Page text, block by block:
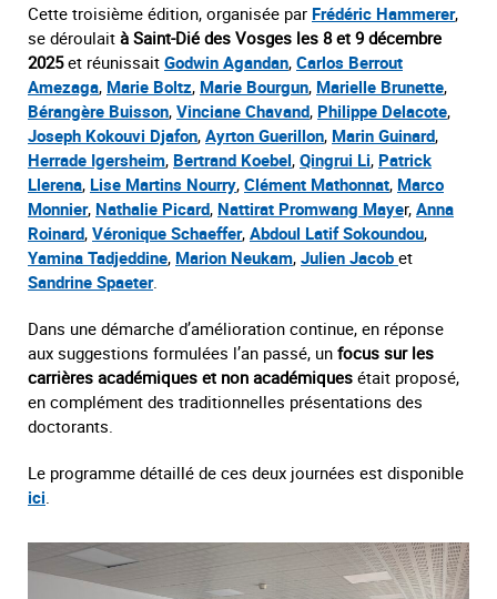
Cette troisième édition, organisée par Frédéric Hammerer,
se déroulait à Saint-Dié des Vosges les 8 et 9 décembre
2025et réunissait Godwin Agandan, Carlos Berrout
Amezaga, Marie Boltz, Marie Bourgun, Marielle Brunette,
Bérangère Buisson, Vinciane Chavand, Philippe Delacote,
Joseph Kokouvi Djafon, Ayrton Guerillon, Marin Guinard,
Herrade Igersheim, Bertrand Koebel, Qingrui Li, Patrick
Llerena, Lise Martins Nourry, Clément Mathonnat, Marco
Monnier, Nathalie Picard, Nattirat Promwang Mayer, Anna
Roinard, Véronique Schaeffer, Abdoul Latif Sokoundou,
Yamina Tadjeddine, Marion Neukam, Julien Jacob et
Sandrine Spaeter.
Dans une démarche d’amélioration continue, en réponse
aux suggestions formulées l’an passé, un focus sur les
carrières académiques et non académiques était proposé,
en complément des traditionnelles présentations des
doctorants.
Le programme détaillé de ces deux journées est disponible
ici